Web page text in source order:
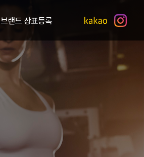
브랜드 상표등록